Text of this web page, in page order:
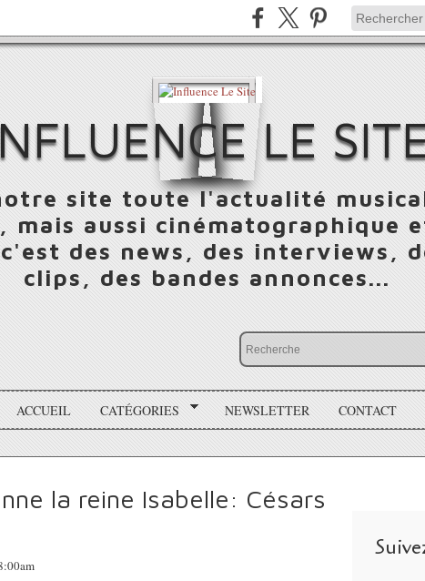
LE
site toute l'actualité
mais aussi cinématographique
des news, des interviews,
clips, des bandes annonces...
ACCUEIL CATÉGORIES NEWSLETTER CONTACT
la reine Isabelle: Césars